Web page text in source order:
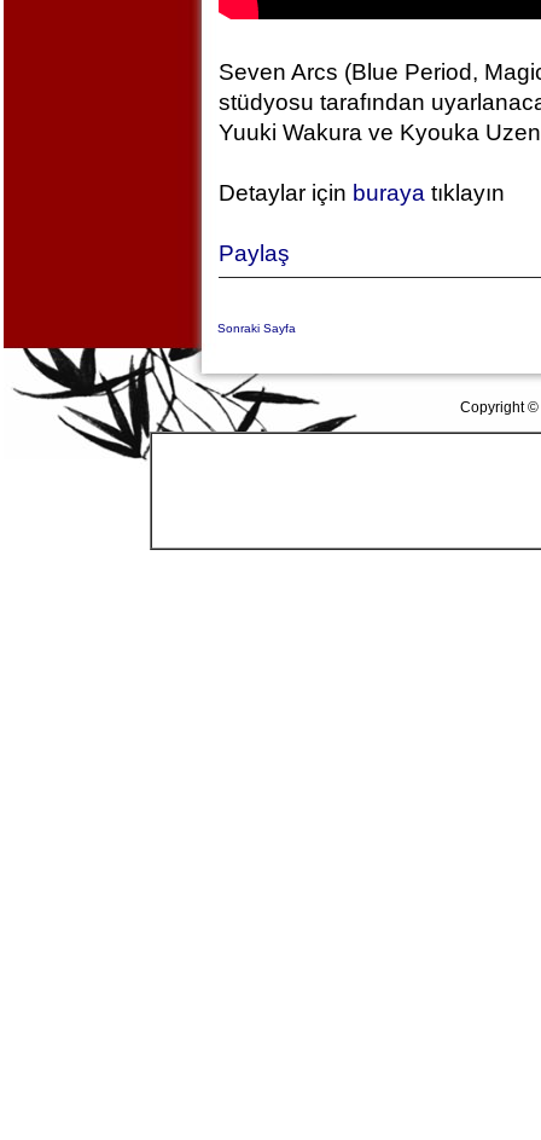
Seven Arcs (Blue Period,
stüdyosu tarafından
Yuuki Wakura ve Kyouka
Detaylar için buraya tıklayın
Paylaş
Sonraki Sayfa
Copyright ©